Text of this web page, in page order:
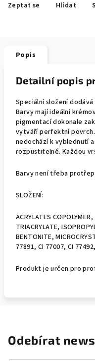
Zeptat se Hlídat
Popis
Detailní popis
Speciální složení
Barvy mají ideální
pigmentací dokonale
vytváří perfektní
nedochází k vyblednutí
rozpustitelné. Každou
Barvy není třeba
SLOŽENÍ:
ACRYLATES
TRIACRYLATE,
BENTONITE,
77891, CI 77007, CI
Produkt je určen pro
Odebírat